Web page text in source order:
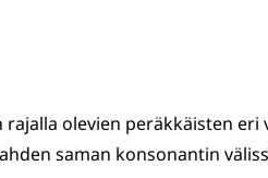
olevien peräkkäisten eri
saman konsonantin